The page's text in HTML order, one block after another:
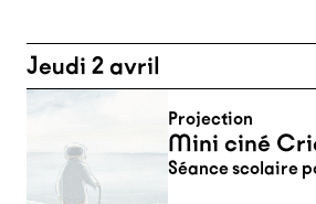
Jeudi 2 avril
Projection
Mini ciné
Séance scolaire